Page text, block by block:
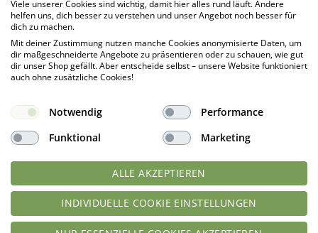
Zum Schluss die Erdbeermarmelade
erhitzen und mit kleinen Tupfen
verzieren.
Die Kekse trocknen lassen und dann kühl
aufbewahren. Lassen sich zwischen 2
einfrieren.
Kohlenhydrate:1g
Protein:2g
Fett:8g
Viele unserer Cookies sind wichtig, damit hier alles rund läuft. Andere
helfen uns, dich besser zu verstehen und unser Angebot noch besser für
dich zu machen.
Mit deiner Zustimmung nutzen manche Cookies anonymisierte Daten, um
dir maßgeschneiderte Angebote zu präsentieren oder zu schauen, wie gut
dir unser Shop gefällt. Aber entscheide selbst – unsere Website funktioniert
auch ohne zusätzliche Cookies!
Notwendig
Performance
Funktional
Marketing
ALLE AKZEPTIEREN
INDIVIDUELLE COOKIE EINSTELLUNGEN